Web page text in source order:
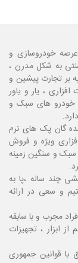
خودروسازی و
به شکل مدرن ،
بر تجارت پیشین و
، یار و یاور
خودرو های سبک و
گان پک های نرم
ویژه و فروش
و سنگین زمینه
چند ساله ،پا به
و سعی در ارائه
از افراد مجرب و با سابقه
ابزار ، تجهیزات
با قوانین جمهوری